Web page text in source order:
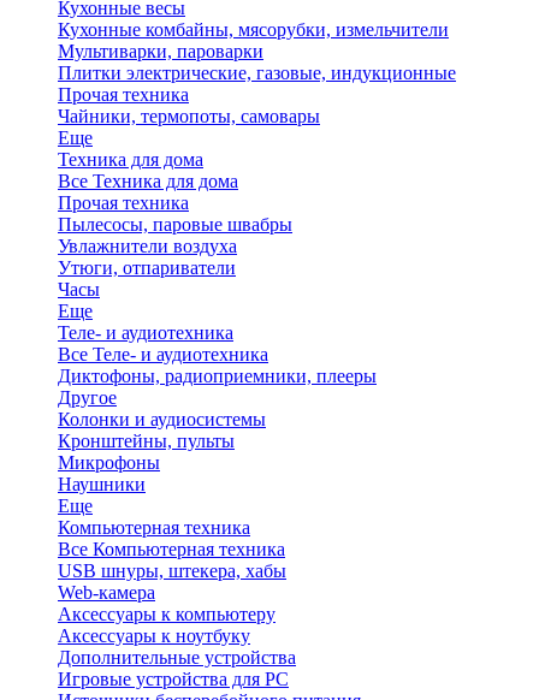
Кухонные весы
Кухонные комбайны, мясорубки, измельчители
Мультиварки, пароварки
Плитки электрические, газовые, индукционные
Прочая техника
Чайники, термопоты, самовары
Еще
Техника для дома
Все Техника для дома
Прочая техника
Пылесосы, паровые швабры
Увлажнители воздуха
Утюги, отпариватели
Часы
Еще
Теле- и аудиотехника
Все Теле- и аудиотехника
Диктофоны, радиоприемники, плееры
Другое
Колонки и аудиосистемы
Кронштейны, пульты
Микрофоны
Наушники
Еще
Компьютерная техника
Все Компьютерная техника
USB шнуры, штекера, хабы
Web-камера
Аксессуары к компьютеру
Аксессуары к ноутбуку
Дополнительные устройства
Игровые устройства для PC